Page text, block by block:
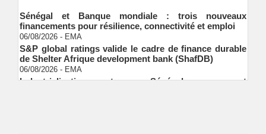
Sénégal et Banque mondiale : trois nouveaux
financements pour résilience, connectivité et emploi
06/08/2026 -EMA
S&P global ratings valide le cadre de finance durable
de Shelter Afrique development bank (ShafDB)
06/08/2026 -EMA
Industrialisation verte au Sénégal : comment